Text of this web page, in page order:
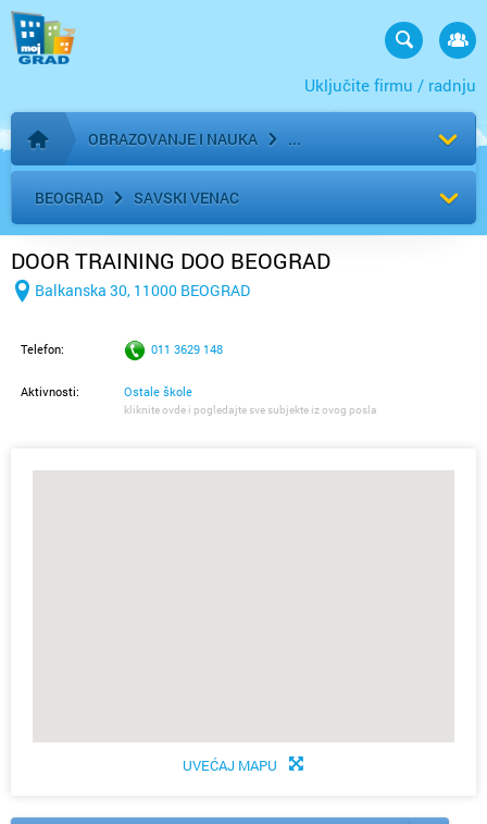
Uključite firmu / radnju
Početna stranica
OBRAZOVANJE I NAUKA
BEOGRAD SAVSKI VENAC
DOOR TRAINING DOO BEOGRAD
Balkanska 30, 11000 BEOGRAD
Telefon: 011 3629 148
Aktivnosti: Ostale škole
kliknite ovde i pogledajte sve subjekte iz ovog posla
UVEĆAJ MAPU